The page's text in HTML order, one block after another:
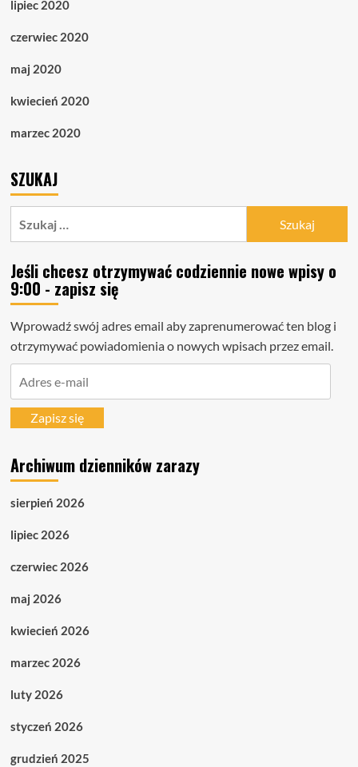
lipiec 2020
czerwiec 2020
maj 2020
kwiecień 2020
marzec 2020
SZUKAJ
Jeśli chcesz otrzymywać codziennie nowe wpisy o
9:00 - zapisz się
Wprowadź swój adres email aby zaprenumerować ten blog i
otrzymywać powiadomienia o nowych wpisach przez email.
mailZapisz się
Archiwum dzienników zarazy
sierpień 2026
lipiec 2026
czerwiec 2026
maj 2026
kwiecień 2026
marzec 2026
luty 2026
styczeń 2026
grudzień 2025